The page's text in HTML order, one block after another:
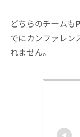
どちらのチームも
でにカンファレン
れません。